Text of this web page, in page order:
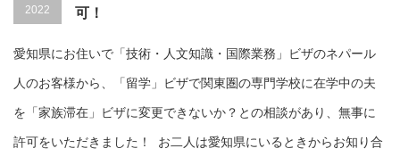
2022
可！
愛知県にお住いで「技術・人文知識・国際業務」ビザのネパール
人のお客様から、「留学」ビザで関東圏の専門学校に在学中の夫
を「家族滞在」ビザに変更できないか？との相談があり、無事に
許可をいただきました！ お二人は愛知県にいるときからお知り合